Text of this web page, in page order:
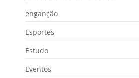
enganção
Esportes
Estudo
Eventos